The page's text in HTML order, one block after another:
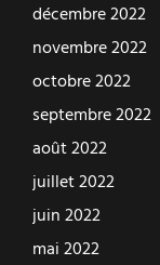
décembre 2022
novembre 2022
octobre 2022
septembre 2022
août 2022
juillet 2022
juin 2022
mai 2022